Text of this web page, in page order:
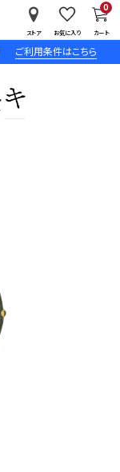
ご利用条件はこちら
ストア お気に入り カート
0